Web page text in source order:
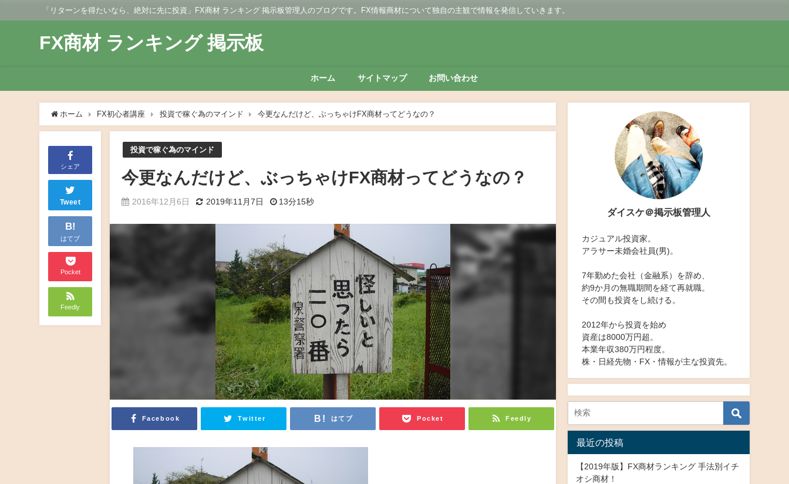
「リターンを得たいなら、絶対に先に投資」FX商材 ランキング 掲示板管理人のブログです。FX情報商材について独自の主観で情報を発信していきます。
FX商材 ランキング 掲示板
ホーム サイトマップ お問い合わせ
ホーム FX初心者講座 投資で稼ぐ為のマインド 今更なんだけど、ぶっちゃけFX商材ってどうなの？
シェア
Tweet
B!
はてブ
Pocket
Feedly
投資で稼ぐ為のマインド
今更なんだけど、ぶっちゃけFX商材ってどうなの？
2016年12月6日 2019年11月7日 13分15秒
Facebook Twitter はてブ Pocket Feedly
ダイスケ＠掲示板管理人
カジュアル投資家。
アラサー未婚会社員(男)。
7年勤めた会社（金融系）を辞め、
約9か月の無職期間を経て再就職。
その間も投資をし続ける。
2012年から投資を始め
資産は8000万円超。
本業年収380万円程度。
株・日経先物・FX・情報が主な投資先。
最近の投稿
【2019年版】FX商材ランキング 手法別イチ
オシ商材！